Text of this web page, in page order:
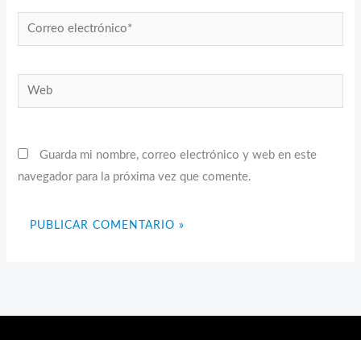
Correo
electrónico*
Web
Guarda mi nombre, correo electrónico y web en este
navegador para la próxima vez que comente.